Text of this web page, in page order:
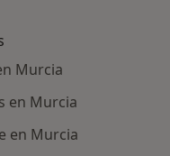
Murcia
en Murcia
en Murcia